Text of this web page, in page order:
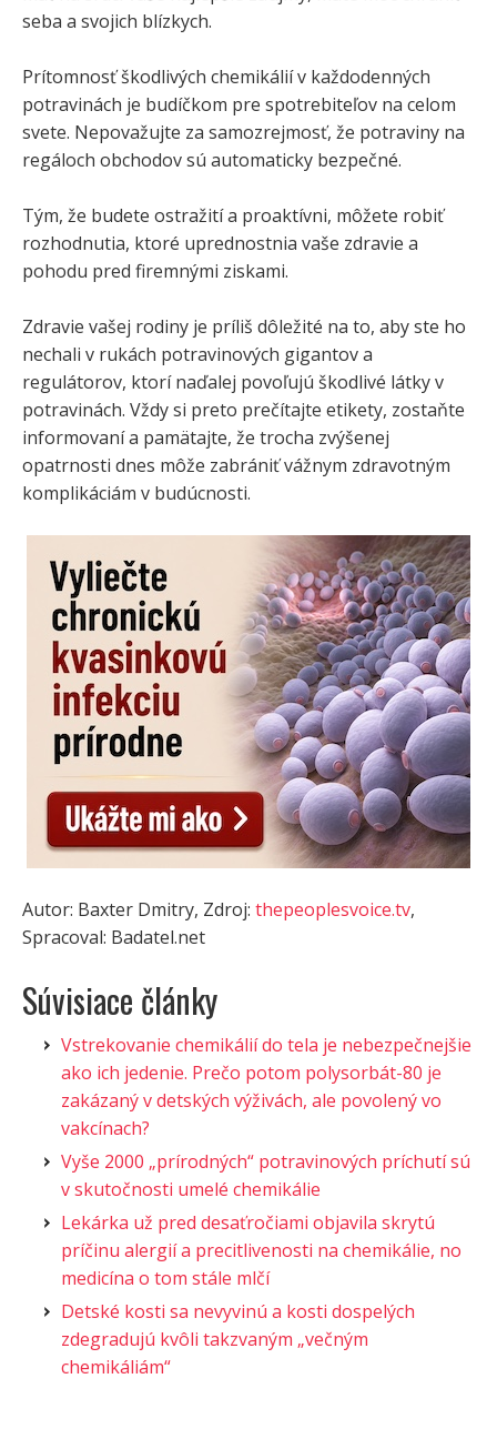
seba a svojich blízkych.
Prítomnosť škodlivých chemikálií v každodenných
potravinách je budíčkom pre spotrebiteľov na celom
svete. Nepovažujte za samozrejmosť, že potraviny na
regáloch obchodov sú automaticky bezpečné.
Tým, že budete ostražití a proaktívni, môžete robiť
rozhodnutia, ktoré uprednostnia vaše zdravie a
pohodu pred firemnými ziskami.
Zdravie vašej rodiny je príliš dôležité na to, aby ste ho
nechali v rukách potravinových gigantov a
regulátorov, ktorí naďalej povoľujú škodlivé látky v
potravinách. Vždy si preto prečítajte etikety, zostaňte
informovaní a pamätajte, že trocha zvýšenej
opatrnosti dnes môže zabrániť vážnym zdravotným
komplikáciám v budúcnosti.
Autor: Baxter Dmitry, Zdroj: thepeoplesvoice.tv,
Spracoval: Badatel.net
Súvisiace články
Vstrekovanie chemikálií do tela je nebezpečnejšie
ako ich jedenie. Prečo potom polysorbát-80 je
zakázaný v detských výživách, ale povolený vo
vakcínach?
Vyše 2000 „prírodných“ potravinových príchutí sú
v skutočnosti umelé chemikálie
Lekárka už pred desaťročiami objavila skrytú
príčinu alergií a precitlivenosti na chemikálie, no
medicína o tom stále mlčí
Detské kosti sa nevyvinú a kosti dospelých
zdegradujú kvôli takzvaným „večným
chemikáliám“